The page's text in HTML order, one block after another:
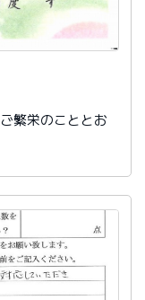
繁栄のこととお
取りました。ご
御社様にお願い
げをもちまし
がとうございま